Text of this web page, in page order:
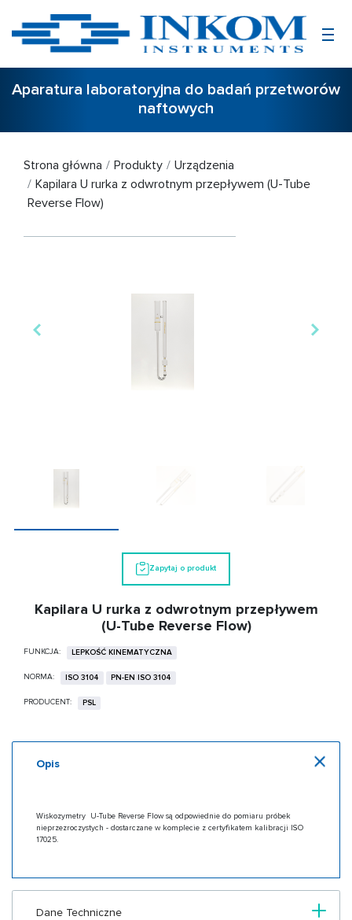
Aparatura laboratoryjna do badań przetworów
naftowych
Strona główna Produkty
Urządzenia
Kapilara U rurka z odwrotnym przepływem (U-Tube
Reverse Flow)
Zapytaj o produkt
Kapilara U rurka z odwrotnym przepływem
(U-Tube Reverse Flow)
FUNKCJA: LEPKOŚĆ KINEMATYCZNA
NORMA: ISO 3104 PN-EN ISO 3104
PRODUCENT: PSL
Opis
Wiskozymetry U-Tube Reverse Flow są odpowiednie do pomiaru próbek
nieprzezroczystych - dostarczane w komplecie z certyfikatem kalibracji ISO
17025.
Dane Techniczne